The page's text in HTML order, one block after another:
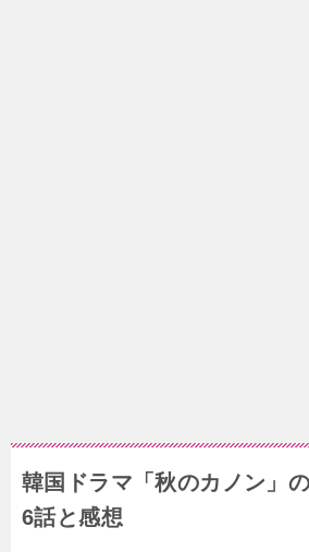
韓国ドラマ「秋のカノン」
6話と感想